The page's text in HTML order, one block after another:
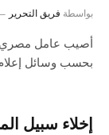
بواسطة فريق التحرير
أصيب عامل مصري
بحسب وسائل
إخلاء سبيل